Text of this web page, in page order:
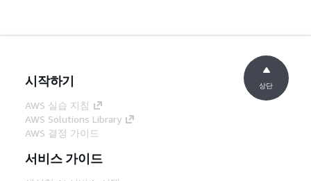
시작하기
AWS 실습 지침
AWS Solutions Library
AWS 결정 가이드
서비스 가이드
상단